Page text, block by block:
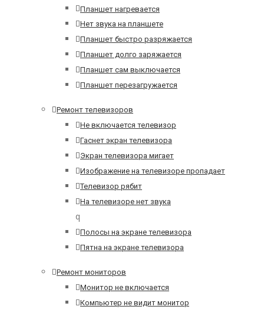
Планшет нагревается
Нет звука на планшете
Планшет быстро разряжается
Планшет долго заряжается
Планшет сам выключается
Планшет перезагружается
Ремонт телевизоров
Не включается телевизор
Гаснет экран телевизора
Экран телевизора мигает
Изображение на телевизоре пропадает
Телевизор рябит
На телевизоре нет звука
q
Полосы на экране телевизора
Пятна на экране телевизора
Ремонт мониторов
Монитор не включается
Компьютер не видит монитор